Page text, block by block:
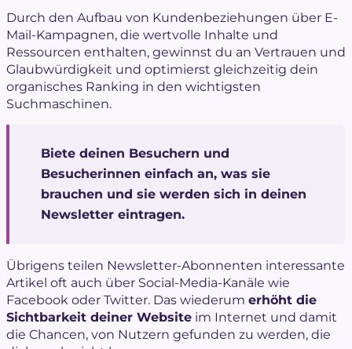
Durch den Aufbau von Kundenbeziehungen über E-
Mail-Kampagnen, die wertvolle Inhalte und
Ressourcen enthalten, gewinnst du an Vertrauen und
Glaubwürdigkeit und optimierst gleichzeitig dein
organisches Ranking in den wichtigsten
Suchmaschinen.
Biete deinen Besuchern und
Besucherinnen einfach an, was sie
brauchen und sie werden sich in deinen
Newsletter eintragen.
Übrigens teilen Newsletter-Abonnenten interessante
Artikel oft auch über Social-Media-Kanäle wie
Facebook oder Twitter. Das wiederum erhöht die
Sichtbarkeit deiner Website im Internet und damit
die Chancen, von Nutzern gefunden zu werden, die